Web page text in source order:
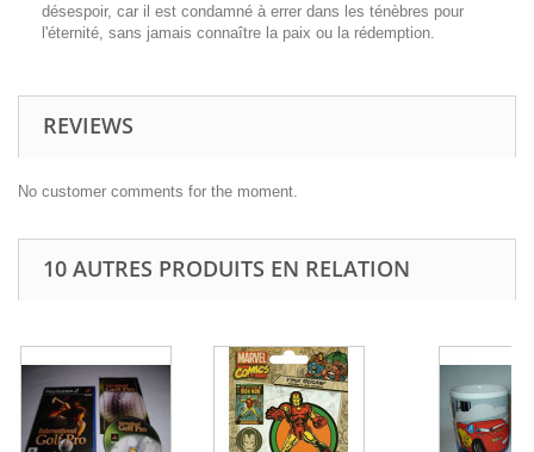
désespoir, car il est condamné à errer dans les ténèbres pour
l'éternité, sans jamais connaître la paix ou la rédemption.
REVIEWS
No customer comments for the moment.
10 AUTRES PRODUITS EN RELATION